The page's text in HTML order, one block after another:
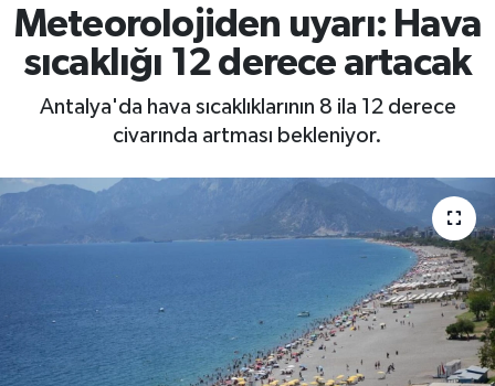
Meteorolojiden uyarı: Hava
sıcaklığı 12 derece artacak
Antalya'da hava sıcaklıklarının 8 ila 12 derece
civarında artması bekleniyor.
Diğer
Dünya
Ekonomi
Gizlilik İlkeleri - Privacy Policy
Politika
Haber Arşivi